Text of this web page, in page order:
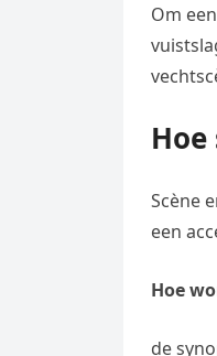
Om
Scène
een
Hoe
de